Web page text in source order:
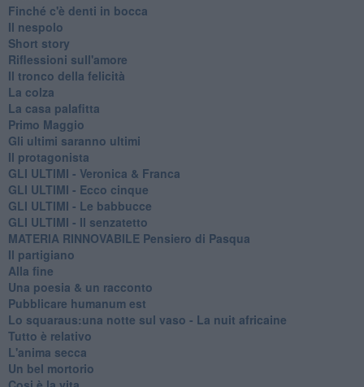
Finché c'è denti in bocca
Il nespolo
Short story
Riflessioni sull'amore
Il tronco della felicità
La colza
La casa palafitta
Primo Maggio
Gli ultimi saranno ultimi
Il protagonista
GLI ULTIMI - Veronica & Franca
GLI ULTIMI - Ecco cinque
GLI ULTIMI - Le babbucce
GLI ULTIMI - Il senzatetto
MATERIA RINNOVABILE Pensiero di Pasqua
Il partigiano
Alla fine
Una poesia & un racconto
Pubblicare humanum est
Lo squaraus:una notte sul vaso - La nuit africaine
Tutto è relativo
L'anima secca
Un bel mortorio